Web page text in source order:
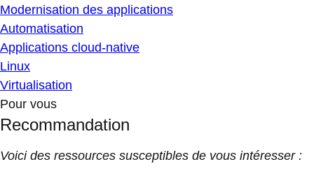
Modernisation des applications
Automatisation
Applications cloud-native
Linux
Virtualisation
Pour vous
Recommandation
Voici des ressources susceptibles de vous intéresser :